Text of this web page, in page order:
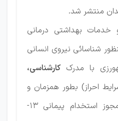
منتشر شد.
خدمات بهداشتی درمانی
شناسائی نیروی انسانی
با مدرککارشناسی،
احراز) بطور همزمان و
بر اساس باقی مانده مجوز استخدام پیمانی 13-